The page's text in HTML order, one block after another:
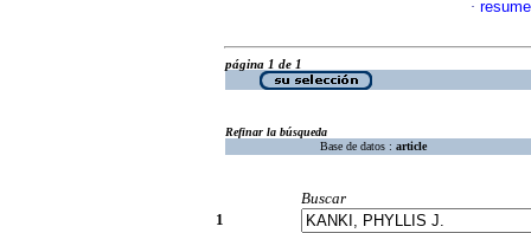
·
página 1 de 1
Refinar la búsqueda
Base de datos : article
Buscar
1